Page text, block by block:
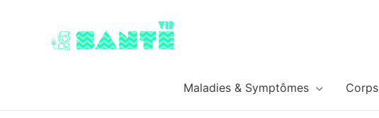
Maladies & Symptômes Corps